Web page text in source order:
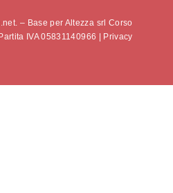
– Base per Altezza srl Corso
IVA 05831140966 | Privacy